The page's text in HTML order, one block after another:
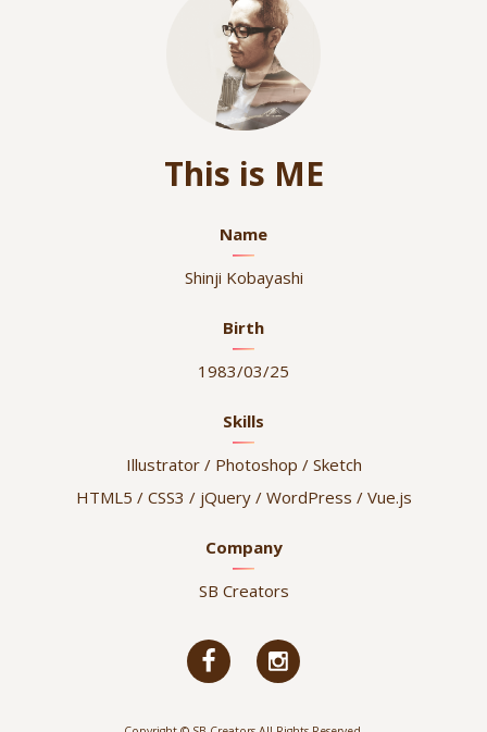
This is ME
Name
Shinji Kobayashi
Birth
1983/03/25
Skills
Illustrator / Photoshop / Sketch
HTML5 / CSS3 / jQuery / WordPress / Vue.js
Company
SB Creators